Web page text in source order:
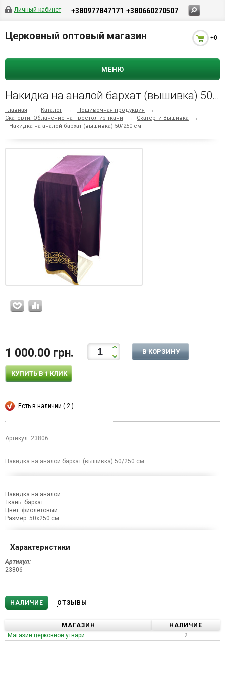
Личный кабинет +380977847171 +380660270507
Церковный оптовый магазин +0
МЕНЮ
Накидка на аналой бархат (вышивка) 50/250 см
Главная → Каталог → Пошивочная продукция
→
Скатерти. Облачение на престол из ткани
→ Скатерти Вышивка
→
Накидка на аналой бархат (вышивка) 50/250 см
1 000.00 грн. В КОРЗИНУ
КУПИТЬ В 1 КЛИК
Есть в наличии ( 2 )
Артикул: 23806
Накидка на аналой бархат (вышивка) 50/250 см
Накидка на аналой
Ткань: бархат
Цвет: фиолетовый
Размер: 50х250 см
Характеристики
Артикул:
23806
НАЛИЧИЕ ОТЗЫВЫ
МАГАЗИН
НАЛИЧИЕ
Магазин церковной утвари
2